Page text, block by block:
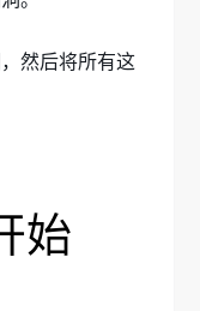
然后将所有这
始